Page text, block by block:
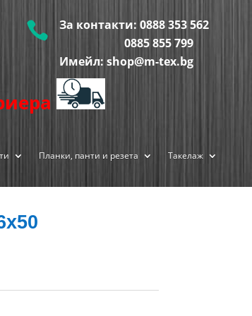
 За контакти:0888 353 562
0885 855799
Имейл: shop@m-tex.bg
Планки, панти и резета Такелаж